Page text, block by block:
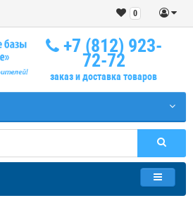
0
+7 (812) 923-
72-72
заказ и доставка товаров